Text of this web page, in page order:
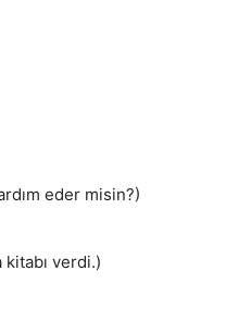
eder misin?)
verdi.)